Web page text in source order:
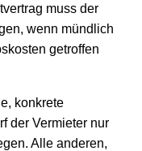
muss der
wenn mündlich
getroffen
konkrete
der Vermieter nur
Alle anderen,